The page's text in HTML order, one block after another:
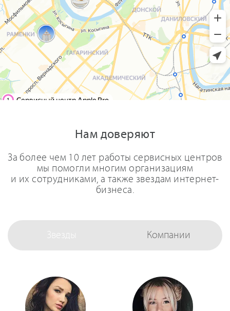
Нам доверяют
За более чем 10 лет работы сервисных центров
мы помогли многим организациям
и их сотрудниками, а также звездам интернет-
бизнеса.
Звезды Компании